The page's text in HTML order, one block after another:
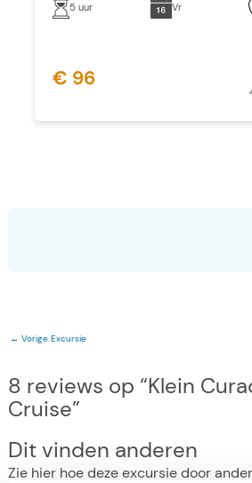
5 uur Vr
€ 96
← Vorige Excursie
8 reviews op “Klein
Cruise”
Dit vinden anderen
Zie hier hoe deze excursie door